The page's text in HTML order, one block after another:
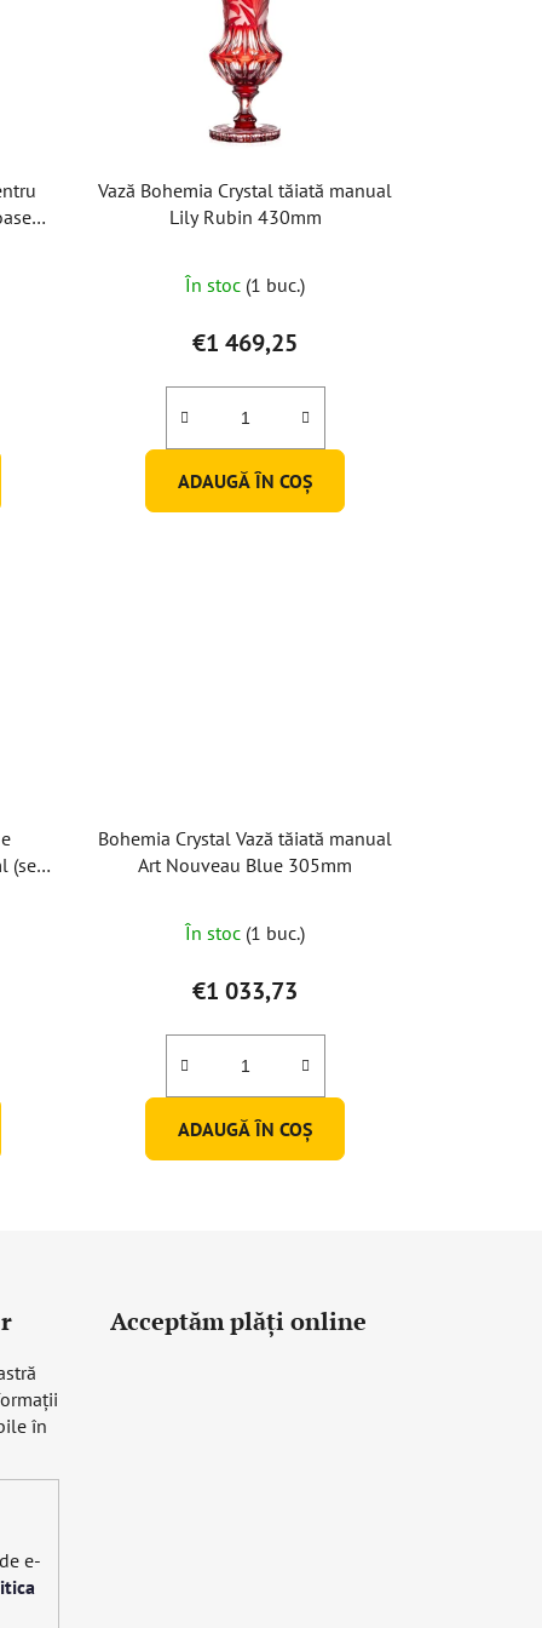
Vază Bohemia Crystal tăiată manual
Lily Rubin 430mm
În stoc (1 buc.)
€1 469,25
ADAUGĂ ÎN COŞ
(set
Bohemia Crystal Vază tăiată manual
Art Nouveau Blue 305mm
În stoc (1 buc.)
€1 033,73
ADAUGĂ ÎN COŞ
în
e-
Acceptăm plăţi online